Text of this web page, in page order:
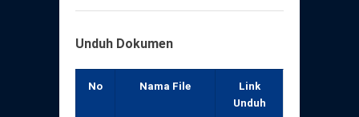
Unduh Dokumen
No Nama File
Link
Unduh